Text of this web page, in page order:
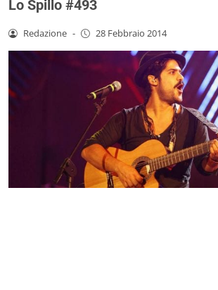
Lo Spillo #493
Redazione - 28 Febbraio 2014